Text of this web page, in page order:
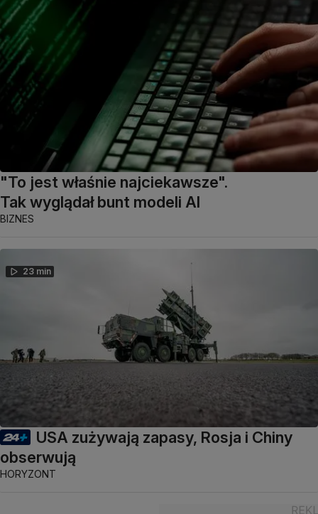
"To jest właśnie najciekawsze".
Tak wyglądał bunt modeli AI
BIZNES
23 min
USA zużywają zapasy, Rosja i Chiny
obserwują
HORYZONT